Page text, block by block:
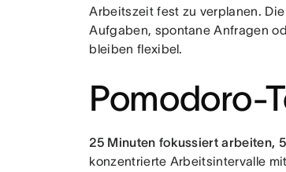
Arbeitszeit fest zu verplanen.
Aufgaben, spontane Anfragen
bleiben flexibel.
Pomodoro-
25 Minuten fokussiert arbeiten,
konzentrierte Arbeitsintervalle